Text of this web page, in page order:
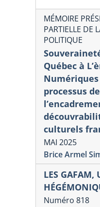
MÉMOIRE
PARTIELLE DE
POLITIQUE
Québec à
processus
culturels
MAI 2025
Brice Armel
LES GAFAM,
Numéro 818